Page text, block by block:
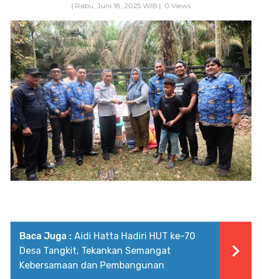
| Rabu, Juni 18, 2025 WIB | 0 Views
Baca Juga : Aidi Hatta Hadiri HUT ke-70
Desa Tangkit, Tekankan Semangat
Kebersamaan dan Pembangunan